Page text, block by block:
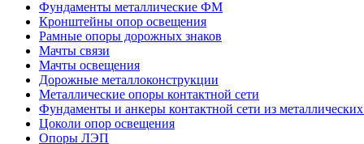
Фундаменты металлические ФМ
Кронштейны опор освещения
Рамные опоры дорожных знаков
Мачты связи
Мачты освещения
Дорожные металлоконструкции
Металлические опоры контактной сети
Фундаменты и анкеры контактной сети из
Цоколи опор освещения
Опоры ЛЭП